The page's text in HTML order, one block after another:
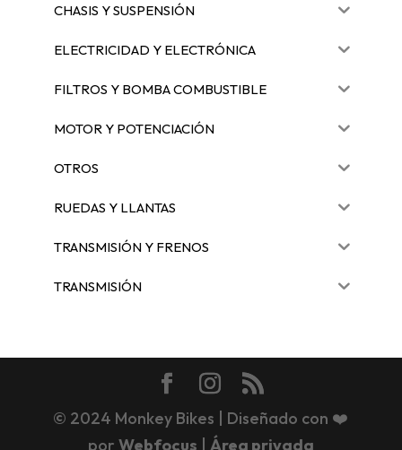
CHASIS Y SUSPENSIÓN
ELECTRICIDAD Y ELECTRÓNICA
FILTROS Y BOMBA COMBUSTIBLE
MOTOR Y POTENCIACIÓN
OTROS
RUEDAS Y LLANTAS
TRANSMISIÓN Y FRENOS
TRANSMISIÓN
© 2024 Monkey Bikes | Diseñado con ❤️
por Webfocus Área privada